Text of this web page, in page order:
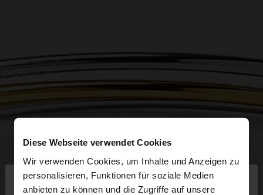
Diese Webseite verwendet Cookies
Wir verwenden Cookies, um Inhalte und Anzeigen zu
personalisieren, Funktionen für soziale Medien
anbieten zu können und die Zugriffe auf unsere
hallo